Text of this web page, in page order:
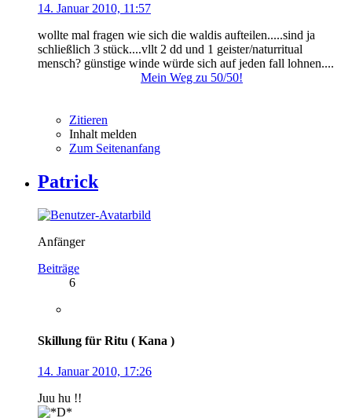
14. Januar 2010, 11:57
wollte mal fragen wie sich die waldis aufteilen.....sind ja
schließlich 3 stück....vllt 2 dd und 1 geister/naturritual
mensch? günstige winde würde sich auf jeden fall lohnen....
Mein Weg zu 50/50!
Zitieren
Inhalt melden
Zum Seitenanfang
Patrick
Anfänger
Beiträge
6
Skillung für Ritu ( Kana )
14. Januar 2010, 17:26
Juu hu !!